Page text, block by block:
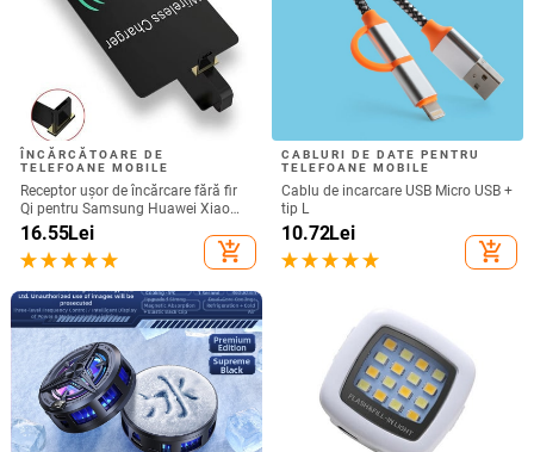
ÎNCĂRCĂTOARE DE
TELEFOANE MOBILE
Receptor ușor de încărcare fără fir
Qi pentru Samsung Huawei Xiaomi
Adaptor de încărcare rapid fără fir
micro USB tip C universal
16.55Lei
add_shopping_cart
CABLURI DE DATE PENTRU
TELEFOANE MOBILE
Cablu de incarcare USB Micro USB +
tip L
10.72Lei
add_shopping_cart